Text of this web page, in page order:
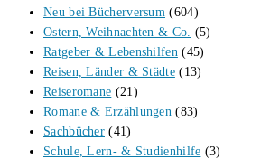
Neu bei Bücherversum (604)
Ostern, Weihnachten & Co. (5)
Ratgeber & Lebenshilfen (45)
Reisen, Länder & Städte (13)
Reiseromane (21)
Romane & Erzählungen (83)
Sachbücher (41)
Schule, Lern- & Studienhilfe (3)